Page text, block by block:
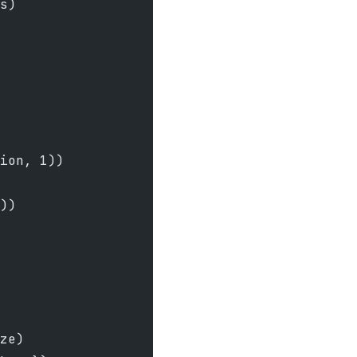
1))